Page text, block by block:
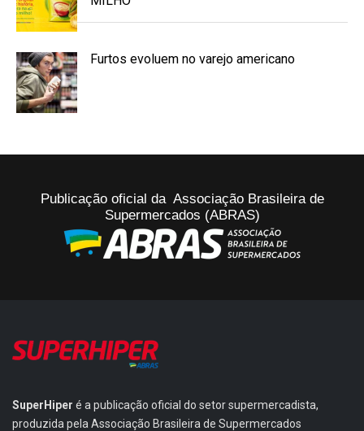
Furtos evoluem no varejo americano
Publicação oficial da Associação Brasileira de
Supermercados (ABRAS)
SuperHiper é a publicação oficial do setor supermercadista,
produzida pela Associação Brasileira de Supermercados